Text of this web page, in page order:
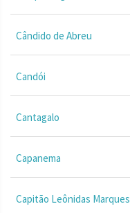
Cândido de Abreu
Candói
Cantagalo
Capanema
Capitão Leônidas Marques